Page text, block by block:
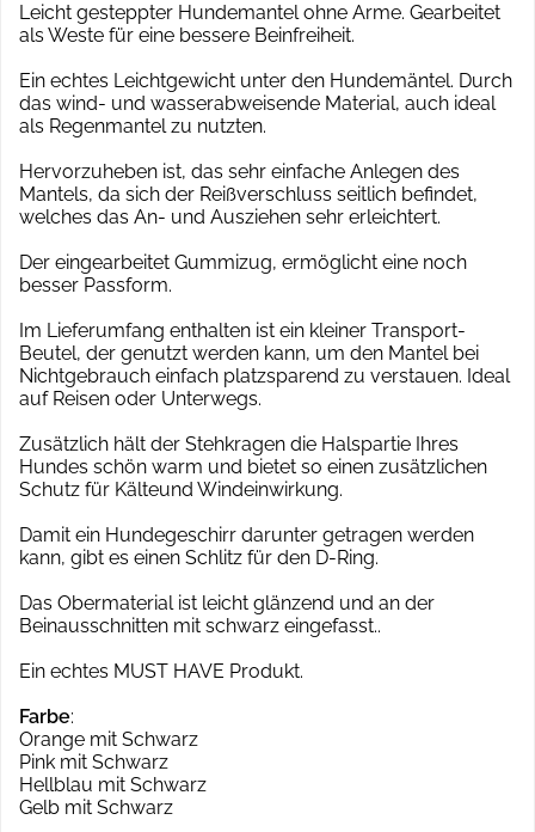
Leicht gesteppter Hundemantel ohne Arme. Gearbeitet
als Weste für eine bessere Beinfreiheit.
Ein echtes Leichtgewicht unter den Hundemäntel. Durch
das wind- und wasserabweisende Material, auch ideal
als Regenmantel zu nutzten.
Hervorzuheben ist, das sehr einfache Anlegen des
Mantels, da sich der Reißverschluss seitlich befindet,
welches das An- und Ausziehen sehr erleichtert.
Der eingearbeitet Gummizug, ermöglicht eine noch
besser Passform.
Im Lieferumfang enthalten ist ein kleiner Transport-
Beutel, der genutzt werden kann, um den Mantel bei
Nichtgebrauch einfach platzsparend zu verstauen. Ideal
auf Reisen oder Unterwegs.
Zusätzlich hält der Stehkragen die Halspartie Ihres
Hundes schön warm und bietet so einen zusätzlichen
Schutz für Kälteund Windeinwirkung.
Damit ein Hundegeschirr darunter getragen werden
kann, gibt es einen Schlitz für den D-Ring.
Das Obermaterial ist leicht glänzend und an der
Beinausschnitten mit schwarz eingefasst..
Ein echtes MUST HAVE Produkt.
Farbe:
Orange mit Schwarz
Pink mit Schwarz
Hellblau mit Schwarz
Gelb mit Schwarz